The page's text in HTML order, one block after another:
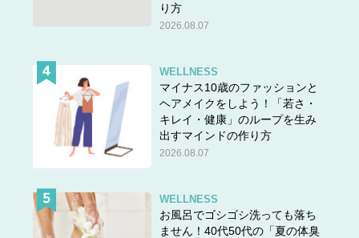
り方
2026.08.07
WELLNESS
マイナス10歳のファッションと
ヘアメイクをしよう！「若さ・
キレイ・健康」のループを生み
出すマインドの作り方
2026.08.07
WELLNESS
お風呂でゴシゴシ洗っても落ち
ません！40代50代の「夏の体臭